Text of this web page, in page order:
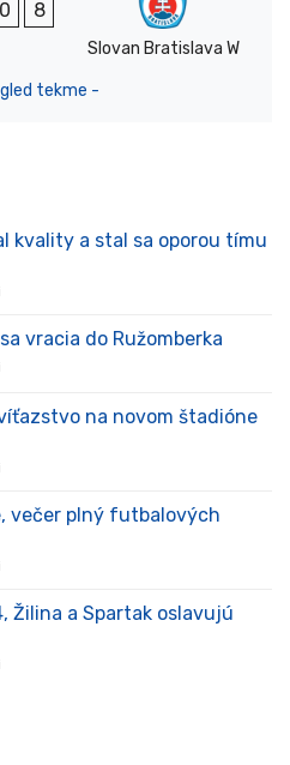
0 8
Slovan Bratislava W
tekme -
kvality a stal sa oporou tímu
prišiel,
stal
súťaži
vracia do Ružomberka
Lavrinčík
sa
na novom štadióne
oslavuje
v
večer plný futbalových
oslavuje,
Žilina a Spartak oslavujú